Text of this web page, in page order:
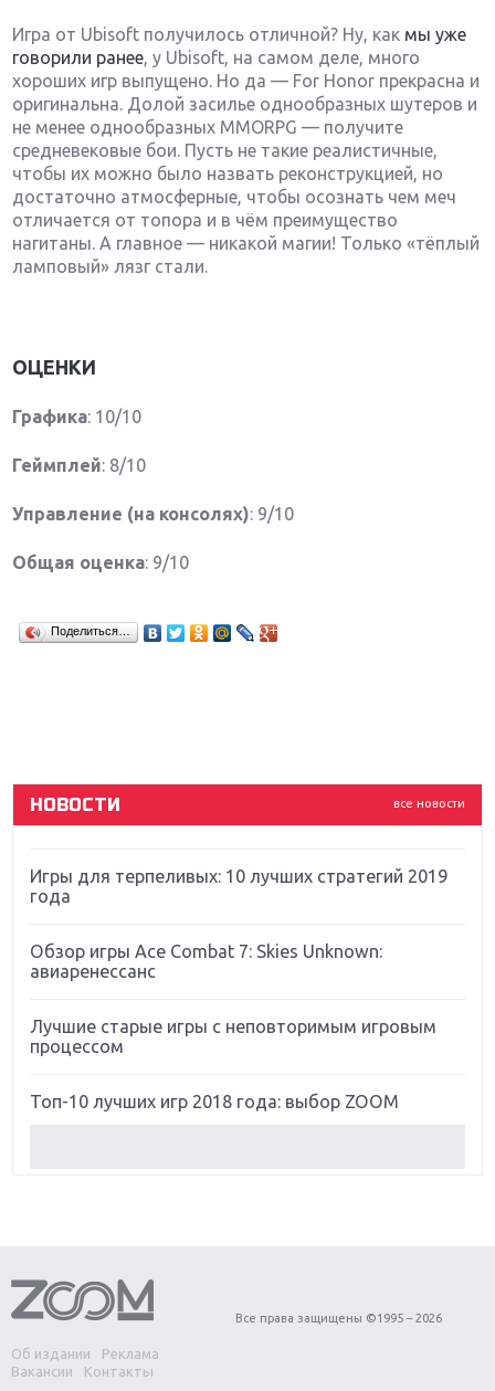
Игра от Ubisoft получилось отличной? Ну, как мы уже
говорили ранее, у Ubisoft, на самом деле, много
хороших игр выпущено. Но да — For Honor прекрасна и
оригинальна. Долой засилье однообразных шутеров и
не менее однообразных MMORPG — получите
средневековые бои. Пусть не такие реалистичные,
чтобы их можно было назвать реконструкцией, но
достаточно атмосферные, чтобы осознать чем меч
отличается от топора и в чём преимущество
нагитаны. А главное — никакой магии! Только «тёплый
ламповый» лязг стали.
ОЦЕНКИ
Графика: 10/10
Геймплей: 8/10
Управление (на консолях): 9/10
Общая оценка: 9/10
Поделиться…
все новости
НОВОСТИ
Sony
Far Cry 5: хвалить нельзя ругать
Игры для терпеливых: 10 лучших стратегий 2019
года
Обзор игры Ace Combat 7: Skies Unknown:
авиаренессанс
Лучшие старые игры с неповторимым игровым
процессом
Топ-10 лучших игр 2018 года: выбор ZOOM
Обзор игры Forza Horizon 4: вершина эволюции
Две важных новинки для консолей: Spider-Man и
Divinity Original Sin 2
Об издании
Реклама
Вакансии
Контакты
Все права защищены ©1995 – 2026